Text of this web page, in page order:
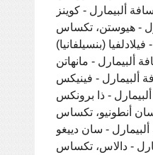
ألبيمارل - كوينز
- هيوستن، تكساس
(بنسيلفانيا)
ألبيمارل - مانهاتن
ألبيمارل - فينيكس
- ذا برونكس
أنطونيو، تكساس
- سان دييغو
- دالاس، تكساس